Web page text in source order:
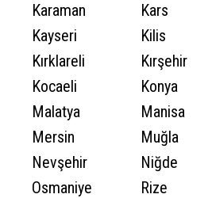
Karaman
Kars
Kayseri
Kilis
Kırklareli
Kırşehir
Kocaeli
Konya
Malatya
Manisa
Mersin
Muğla
Nevşehir
Niğde
Osmaniye
Rize